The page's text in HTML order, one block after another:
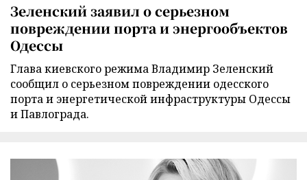
Зеленский заявил о серьезном
повреждении порта и энергообъектов
Одессы
Глава киевского режима Владимир Зеленский
сообщил о серьезном повреждении одесского
порта и энергетической инфраструктуры Одессы
и Павлограда.